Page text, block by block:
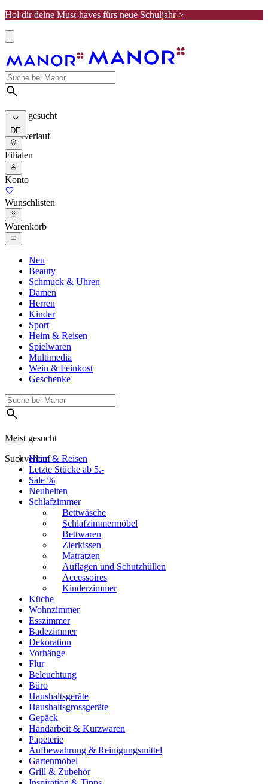
Hol dir deine Must-haves fürs neue Schuljahr >
Meist gesucht
Suchverlauf
DE
Filialen
Konto
Wunschlisten
Warenkorb
Neu
Beauty
Schmuck & Uhren
Damen
Herren
Kinder
Sport
Heim & Reisen
Spielwaren
Multimedia
Wein & Feinkost
Geschenke
Meist gesucht
SuchverlaufHeim & Reisen
Letzte Stücke ab 5.-
Sale %
Neuheiten
Schlafzimmer
Bettwäsche
Schlafzimmermöbel
Bettwaren
Zierkissen
Matratzen
Auflagen und Schutzhüllen
Accessoires
Kinderzimmer
Küche
Wohnzimmer
Esszimmer
Badezimmer
Dekoration
Vorhänge
Flur
Beleuchtung
Büro
Haushaltsgeräte
Haushaltsgrossgeräte
Gepäck
Handarbeit & Kurzwaren
Papeterie
Aufbewahrung & Reinigungsmittel
Gartenmöbel
Grill & Zubehör